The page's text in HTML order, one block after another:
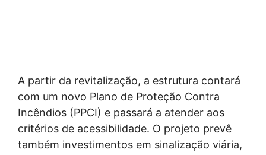
A partir da revitalização, a estrutura contará
com um novo Plano de Proteção Contra
Incêndios (PPCI) e passará a atender aos
critérios de acessibilidade. O projeto prevê
também investimentos em sinalização viária,